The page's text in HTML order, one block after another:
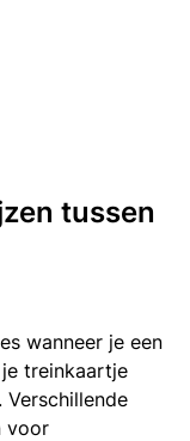
tussen
wanneer je een
treinkaartje
voor